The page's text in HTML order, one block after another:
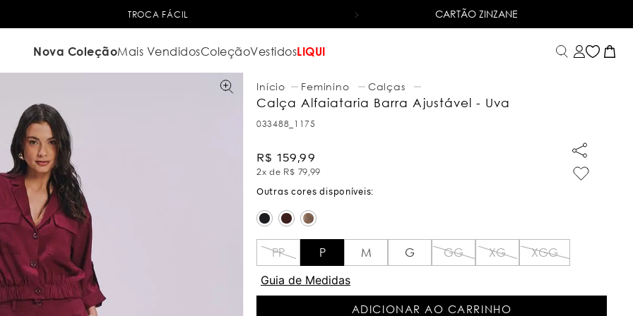
6X SEM JUROS NO CARTÃO DE CRÉDITO
CARTÃO ZINZANE
Nova ColeçãoMais VendidosColeçãoVestidosLIQUI
Feminino Calças
Calça Alfaiataria Barra Ajustável - Uva
033488_1175
R$ 159,99
2x de R$ 79,99
PP P M G GG XG
XGG
Guia de Medidas
ADICIONAR AO CARRINHO